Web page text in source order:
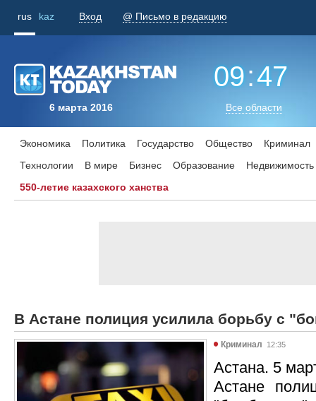
rus kaz Вход @ Письмо в редакцию
6 марта 2016
09:47
Все области
Экономика Политика Государство Общество
Криминал
Технологии
В мире Бизнес Образование
Недвижимость
550-летие казахского ханства
В Астане полиция усилила борьбу с
Криминал 12:35
Астана. 5
Астане